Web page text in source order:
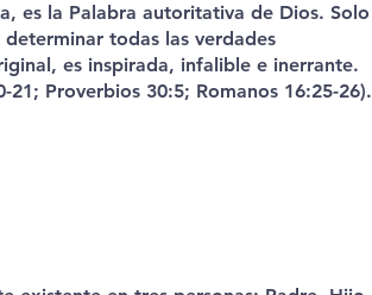
es la Palabra autoritativa de Dios. Solo
todas las verdades
es inspirada, infalible e inerrante.
Proverbios 30:5; Romanos 16:25-26).